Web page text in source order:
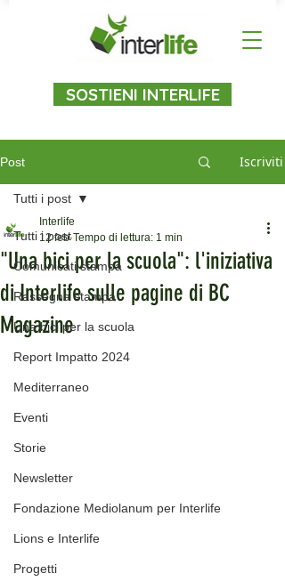
SOSTIENI INTERLIFE
Post Iscriviti
Tutti i post
Comunicati stampa
Rassegna stampa
Una bici per la scuola
Report Impatto 2024
Mediterraneo
Eventi
Storie
Newsletter
Fondazione Mediolanum per Interlife
Lions e Interlife
Progetti
Tutti i post
"Una bici per la scuola": l'iniziativa
di Interlife sulle pagine di BC
Magazine
Interlife
12 feb Tempo di lettura: 1 min